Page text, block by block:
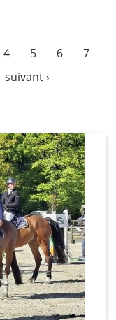
4 5 6
7
suivant ›